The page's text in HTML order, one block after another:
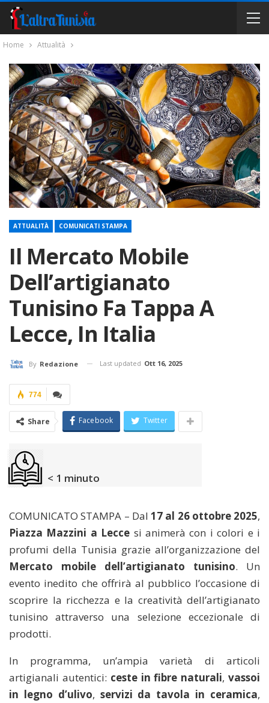
Home Attualità
ATTUALITÀ COMUNICATI STAMPA
Il Mercato Mobile
Dell’artigianato
Tunisino Fa Tappa A
Lecce, In Italia
By Redazione Last updated Ott 16, 2025
774
Share Facebook Twitter
< 1 minuto
COMUNICATO STAMPA – Dal 17 al 26 ottobre 2025,
Piazza Mazzini a Lecce si animerà con i colori e i
profumi della Tunisia grazie all’organizzazione del
Mercato mobile dell’artigianato tunisino. Un
evento inedito che offrirà al pubblico l’occasione di
scoprire la ricchezza e la creatività dell’artigianato
tunisino attraverso una selezione eccezionale di
prodotti.
In programma, un’ampia varietà di articoli
artigianali autentici: ceste in fibre naturali,vassoi
in legno d’ulivo, servizi da tavola in ceramica,